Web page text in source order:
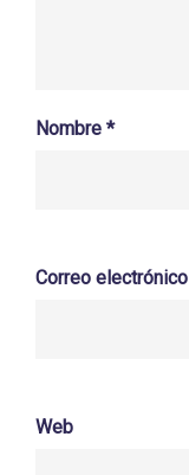
Nombre *
Correo electrónico
Web